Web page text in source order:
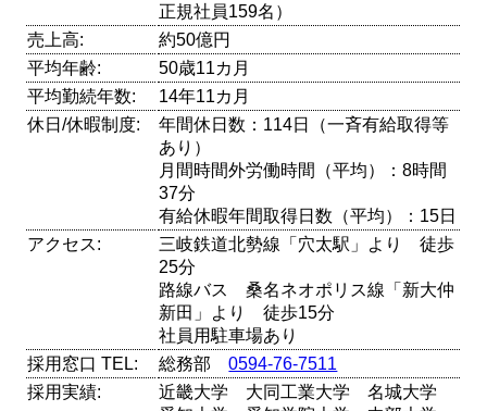
正規社員159名）
売上高:
約50億円
平均年齢:
50歳11カ月
平均勤続年数:
14年11カ月
休日/休暇制度:
年間休日数：114日（一斉有給取得等
あり）
月間時間外労働時間（平均）：8時間
37分
有給休暇年間取得日数（平均）：15日
アクセス:
三岐鉄道北勢線「穴太駅」より 徒歩
25分
路線バス 桑名ネオポリス線「新大仲
新田」より 徒歩15分
社員用駐車場あり
採用窓口 TEL:
総務部0594-76-7511
採用実績:
近畿大学 大同工業大学 名城大学